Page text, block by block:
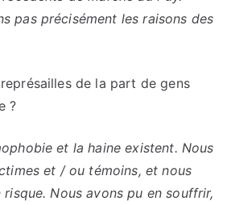
pas précisément les raisons des
de la part de gens
?
et la haine existent. Nous
et / ou témoins, et nous
risque. Nous avons pu en souffrir,